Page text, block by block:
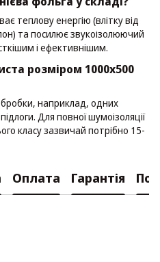
теплову енергію (влітку від
та посилює звукоізолюючий
і ефективнішим.
розміром 1000х500
наприклад, одних
Для повної шумоізоляції
класу зазвичай потрібно 15-
Оплата Гарантія